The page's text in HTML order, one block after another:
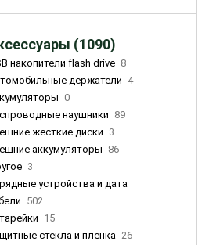
(1090)
накопители flash drive 8
держатели 4
0
наушники
89
жесткие диски 3
аккумуляторы 86
3
устройства и дата
502
15
стекла и пленка 26